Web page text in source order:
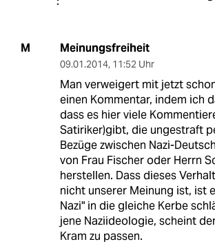
M Meinungsfreiheit
09.01.2014, 11:52 Uhr
Man verweigert mit jetzt
einen Kommentar, indem ich
dass es hier viele
Satiriker)gibt, die ungestraft
Bezüge zwischen Nazi-
von Frau Fischer oder Herrn
herstellen. Dass dieses
nicht unserer Meinung ist, ist
Nazi" in die gleiche Kerbe
jene Naziideologie, scheint
Kram zu passen.